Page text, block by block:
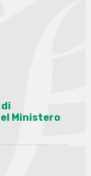
Ministero